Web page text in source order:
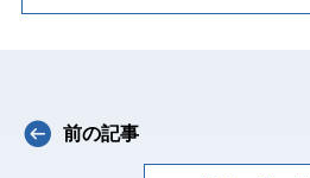
前の記事